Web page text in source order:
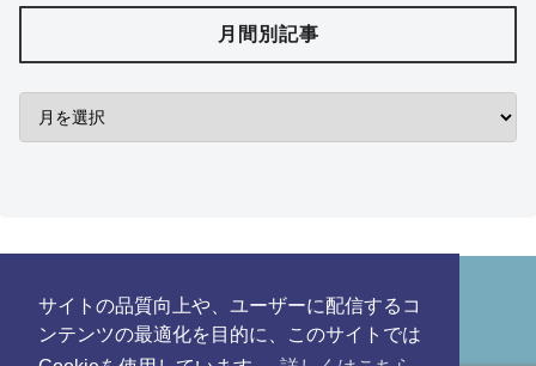
サイトの品質向上や、ユーザーに配信するコ
ンテンツの最適化を目的に、このサイトでは
月間別記事
HOME
SITE MAP
CONTACT
POLICY